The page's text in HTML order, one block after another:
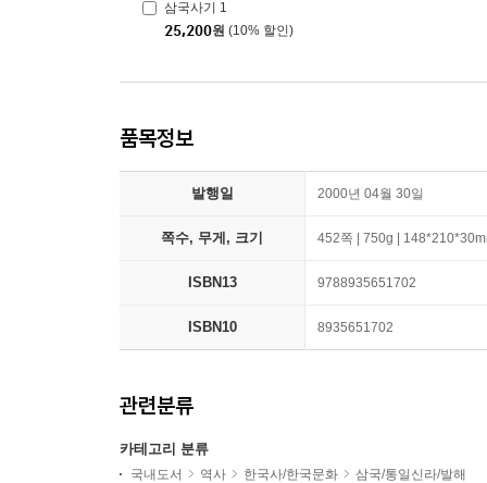
삼국사기 1
25,200원 (10% 할인)
품목정보
발행일 2000년 04월 30일
쪽수, 무게, 크기 452쪽 | 750g |
ISBN13 9788935651702
ISBN10 8935651702
관련분류
카테고리 분류
국내도서 역사 한국사/한국문화 삼국/통일신라/발해